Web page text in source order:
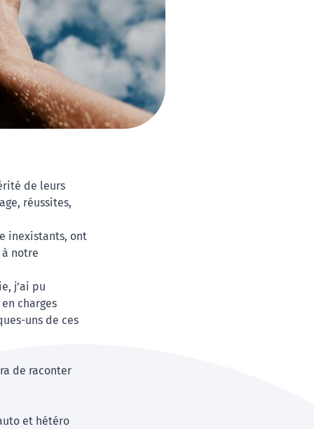
de leurs
réussites,
inexistants, ont
notre
j’ai pu
charges
uns de ces
de raconter
et hétéro